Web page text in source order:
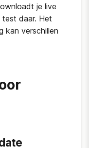
je live
daar. Het
kan verschillen